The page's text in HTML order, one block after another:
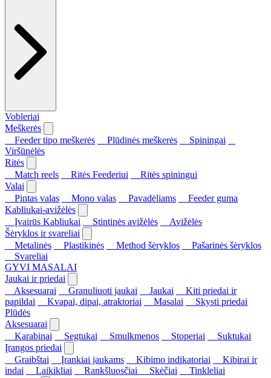
Vobleriai
Meškerės
Feeder tipo meškerės
Plūdinės meškerės
Spiningai
Viršūnėlės
Ritės
Match reels
Ritės Feederiui
Ritės spiningui
Valai
Pintas valas
Mono valas Pavadėliams
Feeder guma
Kabliukai-avižėlės
Įvairūs Kabliukai
Stintinės avižėlės
Avižėlės
Šėryklos ir svareliai
Metalinės
Plastikinės Method šėryklos
Pašarinės šėryklos
Svareliai
GYVI MASALAI
Jaukai ir priedai
Aksesuarai
Granuliuoti jaukai Jaukai
Kiti priedai ir
papildai
Kvapai, dipai, atraktoriai Masalai
Skysti priedai
Plūdės
Aksesuarai
Karabinai
Segtukai Smulkmenos Stoperiai
Suktukai
Įrangos priedai
Graibštai
Įrankiai jaukams Kibimo indikatoriai
Kibirai ir
indai
Laikikliai Rankšluosčiai Skėčiai
Tinkleliai